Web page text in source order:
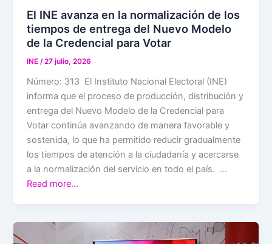
El INE avanza en la normalización de los
tiempos de entrega del Nuevo Modelo
de la Credencial para Votar
INE /27 julio, 2026
Número: 313 El Instituto Nacional Electoral (INE)
informa que el proceso de producción, distribución y
entrega del Nuevo Modelo de la Credencial para
Votar continúa avanzando de manera favorable y
sostenida, lo que ha permitido reducir gradualmente
los tiempos de atención a la ciudadanía y acercarse
a la normalización del servicio en todo el país. …
Read more…